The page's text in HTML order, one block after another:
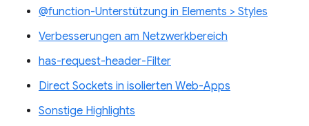
@function-Unterstützung in Elements > Styles
Verbesserungen am Netzwerkbereich
has-request-header-Filter
Direct Sockets in isolierten Web-Apps
Sonstige Highlights